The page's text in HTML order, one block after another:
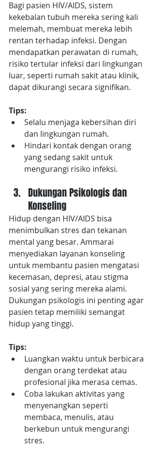
Bagi pasien HIV/AIDS, sistem
kekebalan tubuh mereka sering kali
melemah, membuat mereka lebih
rentan terhadap infeksi. Dengan
mendapatkan perawatan di rumah,
risiko tertular infeksi dari lingkungan
luar, seperti rumah sakit atau klinik,
dapat dikurangi secara signifikan.
Tips:
Selalu menjaga kebersihan diri
dan lingkungan rumah.
Hindari kontak dengan orang
yang sedang sakit untuk
mengurangi risiko infeksi.
Dukungan Psikologis dan
Konseling
Hidup dengan HIV/AIDS bisa
menimbulkan stres dan tekanan
mental yang besar. Ammarai
menyediakan layanan konseling
untuk membantu pasien mengatasi
kecemasan, depresi, atau stigma
sosial yang sering mereka alami.
Dukungan psikologis ini penting agar
pasien tetap memiliki semangat
hidup yang tinggi.
Tips:
Luangkan waktu untuk berbicara
dengan orang terdekat atau
profesional jika merasa cemas.
Coba lakukan aktivitas yang
menyenangkan seperti
membaca, menulis, atau
berkebun untuk mengurangi
stres.